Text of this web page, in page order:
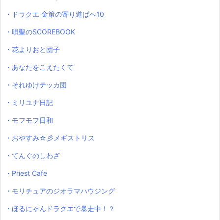
・ドラクエ 金策の寄り道ぱへ10
・唄聖のSCOREBOOK
・花よりおと団子
・あなたをこえたくて
・それゆけテッカ団
・ミリユナ日記
・モフモフ日和
・おやすみ☆彡メギストリス
・てんぐのしわざ
・Priest Cafe
・モリチュアのジオラマハウジング
・ほるにゃんドラクエで暴走中！？